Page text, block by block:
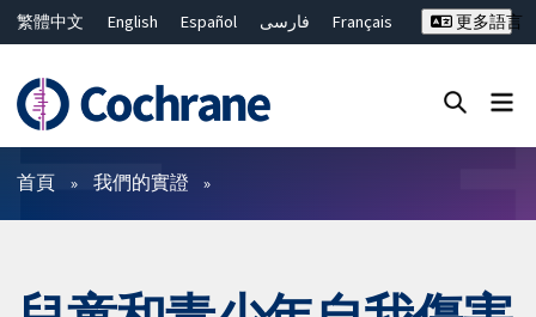
繁體中文 English Español فارسی
Français
ไทย
简体中文
更多語言
篩選條件
首頁 我們的實證